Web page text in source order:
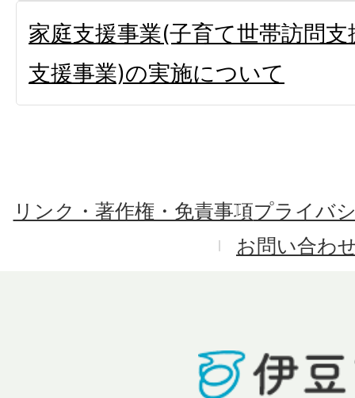
家庭支援事業(子育て世帯訪問
支援事業)の実施について
リンク・著作権・免責事項プライバ
お問い合わ